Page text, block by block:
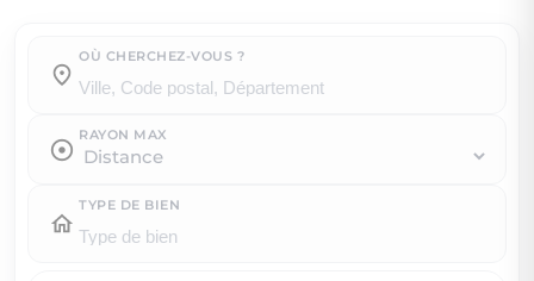
OÙ CHERCHEZ-VOUS ?
RAYON MAX
TYPE DE BIEN